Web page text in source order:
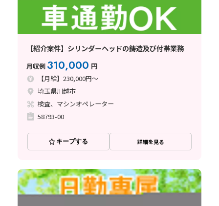
【紹介案件】シリンダーヘッドの鋳造及び付帯業務
月収例 310,000 円
【月給】230,000円～
埼玉県川越市
検査、マシンオペレーター
58793-00
キープする 詳細を見る